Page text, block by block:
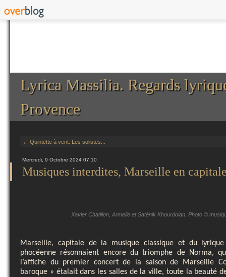
Lyrica Massilia. Regards
Provence
← Quintette à vent. Les solistes...
Mercredi, 9 Octobre 2024 07:10
Musiques interdites, Marseille en
Xavier Chatillon, Armelle et Saténik Khourdoian. Photo ©
Marseille, capitale de la musique classique et du
phocéenne résonnaient encore du triomphe de Norma,
l’affiche du premier concert de la saison de Marseille
baroque » étalait dans les salles de la ville, toute la beauté